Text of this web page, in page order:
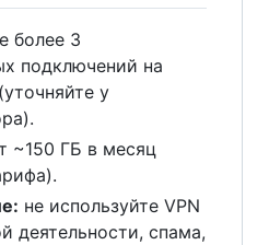
более 3
подключений на
у
~150 ГБ в месяц
не используйте VPN
деятельности, спама,